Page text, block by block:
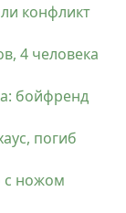
конфликт
4 человека
бойфренд
погиб
с ножом